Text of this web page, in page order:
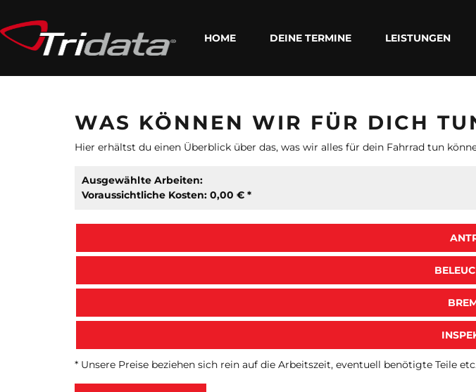
HOME DEINE TERMINE LEISTUNGEN
WAS KÖNNEN WIR FÜR DICH
Hier erhältst du einen Überblick über das, was wir alles für dein Fahrrad tun
Ausgewählte Arbeiten:
Voraussichtliche Kosten: 0,00 € *
* Unsere Preise beziehen sich rein auf die Arbeitszeit, eventuell benötigte Teile